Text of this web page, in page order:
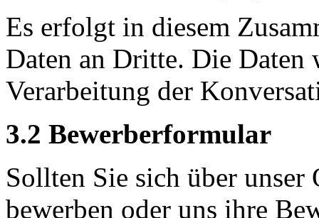
Es erfolgt in diesem
Daten an Dritte. Die Daten
Verarbeitung der
3.2 Bewerberformular
Sollten Sie sich über
bewerben oder uns ihre